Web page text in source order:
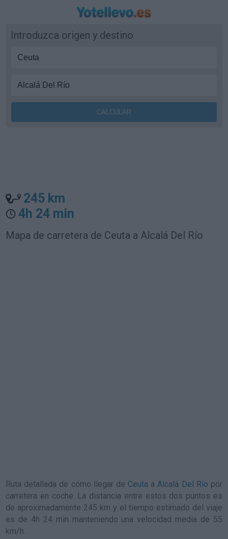
Introduzca origen y destino
245 km
4h 24 min
Mapa de carretera de Ceuta a Alcalá Del Río
Ruta detallada de cómo llegar de Ceuta aAlcalá Del Río por
carretera en coche. La distancia entre estos dos puntos es
de aproximadamente 245 km y el tiempo estimado del viaje
es de 4h 24 min manteniendo una velocidad media de 55
km/h.